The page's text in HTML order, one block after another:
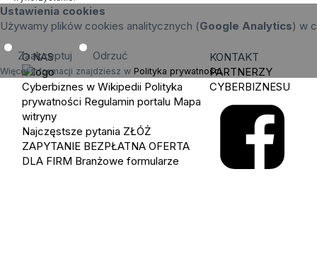
Ustawienia cookies
Używamy plików cookies analitycznych (Google Analytics) w
Zaakceptuj Odrzuć
Więcej informacji znajdziesz w Polityka prywatności.
O NAS
Cyberbiznes w Wikipedii Polityka
prywatności Regulamin portalu Mapa
witryny
Najczęstsze pytania ZŁÓŻ
ZAPYTANIE BEZPŁATNA OFERTA
DLA FIRM Branżowe formularze
KONTAKT
PARTNERZY
CYBERBIZNESU